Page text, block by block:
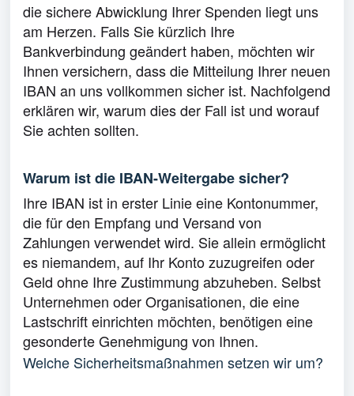
die sichere Abwicklung Ihrer Spenden liegt uns
am Herzen. Falls Sie kürzlich Ihre
Bankverbindung geändert haben, möchten wir
Ihnen versichern, dass die Mitteilung Ihrer neuen
IBAN an uns vollkommen sicher ist. Nachfolgend
erklären wir, warum dies der Fall ist und worauf
Sie achten sollten.
Warum ist die IBAN-Weitergabe sicher?
Ihre IBAN ist in erster Linie eine Kontonummer,
die für den Empfang und Versand von
Zahlungen verwendet wird. Sie allein ermöglicht
es niemandem, auf Ihr Konto zuzugreifen oder
Geld ohne Ihre Zustimmung abzuheben. Selbst
Unternehmen oder Organisationen, die eine
Lastschrift einrichten möchten, benötigen eine
gesonderte Genehmigung von Ihnen.
Welche Sicherheitsmaßnahmen setzen wir um?